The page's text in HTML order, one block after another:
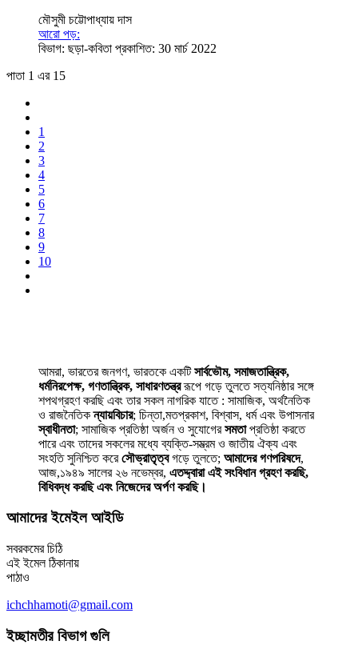
মৌসুমী চট্টোপাধ্যায় দাস
আরো পড়:
বিভাগ: ছড়া-কবিতা প্রকাশিত: 30 মার্চ 2022
পাতা 1 এর 15
1
2
3
4
5
6
7
8
9
10
আমরা, ভারতের জনগণ, ভারতকে একটিসার্বভৌম, সমাজতান্ত্রিক,
ধর্মনিরপেক্ষ, গণতান্ত্রিক, সাধারণতন্ত্ররূপে গড়ে তুলতে সত্যনিষ্ঠার সঙ্গে
শপথগ্রহণ করছি এবং তার সকল নাগরিক যাতে : সামাজিক, অর্থনৈতিক
ও রাজনৈতিকন্যায়বিচার; চিন্তা,মতপ্রকাশ, বিশ্বাস, ধর্ম এবং উপাসনার
স্বাধীনতা; সামাজিক প্রতিষ্ঠা অর্জন ও সুযোগেরসমতাপ্রতিষ্ঠা করতে
পারে এবং তাদের সকলের মধ্যে ব্যক্তি-সম্ভ্রম ও জাতীয় ঐক্য এবং
সংহতি সুনিশ্চিত করেসৌভ্রাতৃত্বগড়ে তুলতে; আমাদের গণপরিষদে,
আজ,১৯৪৯ সালের ২৬ নভেম্বর, এতদ্দ্বারা এই সংবিধান গ্রহণ করছি,
বিধিবদ্ধ করছি এবং নিজেদের অর্পণ করছি।
আমাদের ইমেইল আইডি
সবরকমের চিঠি
এই ইমেল ঠিকানায়
পাঠাও
ichchhamoti@gmail.com
ইচ্ছামতীর বিভাগ গুলি